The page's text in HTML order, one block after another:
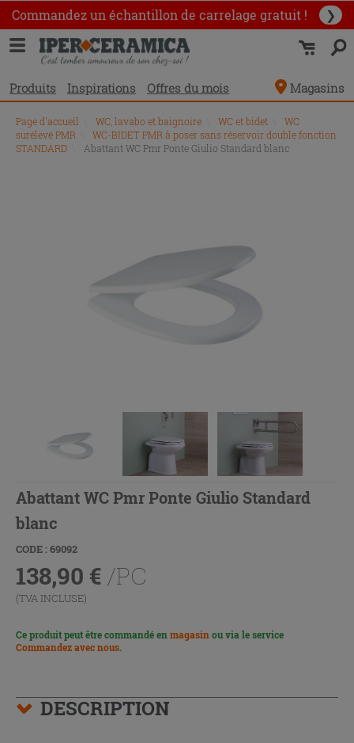
Commandez un échantillon de carrelage gratuit ! ❯
Produits Inspirations Offres du mois Magasins
Page d'accueil WC, lavabo et baignoire WC et bidet
WC
surélevé PMR
WC-BIDET PMR à poser sans réservoir double fonction
STANDARD
Abattant WC Pmr Ponte Giulio Standard blanc
Abattant WC Pmr Ponte Giulio Standard
blanc
CODE : 69092
138,90 € /PC
(TVA INCLUSE)
Ce produit peut être commandé en magasin ou via le service
Commandez avec nous.
DESCRIPTION